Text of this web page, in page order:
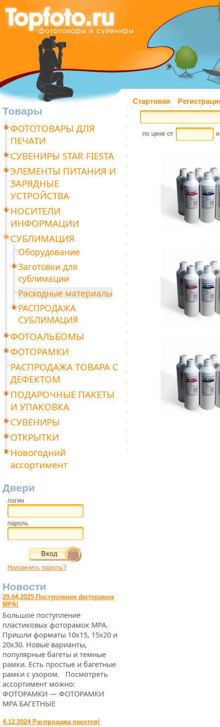
Стартовая
Товары
ФОТОТОВАРЫ ДЛЯ
ПЕЧАТИ
СУВЕНИРЫ STAR FIESTA
ЭЛЕМЕНТЫ ПИТАНИЯ И
ЗАРЯДНЫЕ
УСТРОЙСТВА
НОСИТЕЛИ
ИНФОРМАЦИИ
СУБЛИМАЦИЯ
Оборудование
Заготовки для
сублимации
Расходные материалы
РАСПРОДАЖА
СУБЛИМАЦИЯ
ФОТОАЛЬБОМЫ
ФОТОРАМКИ
РАСПРОДАЖА ТОВАРА С
ДЕФЕКТОМ
ПОДАРОЧНЫЕ ПАКЕТЫ
И УПАКОВКА
СУВЕНИРЫ
ОТКРЫТКИ
Новогодний
ассортимент
Двери
логин
пароль
Напомнить пароль?
Новости
29.04.2025 Поступление фоторамок
МРА!
Большое поступление
пластиковых фоторамок МРА.
Пришли форматы 10х15, 15х20 и
20х30. Новые варианты,
популярные багеты и темные
рамки. Есть простые и багетные
рамки с узором. Посмотреть
ассортимент можно:
ФОТОРАМКИ — ФОТОРАМКИ
МРА БАГЕТНЫЕ
4.12.2024 Распродажа пакетов!
по цене от